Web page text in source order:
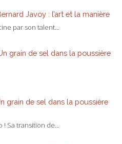
Javoy : l’art et la manière
par son talent...
grain de sel dans la poussière
grain de sel dans la poussière
! Sa transition de...